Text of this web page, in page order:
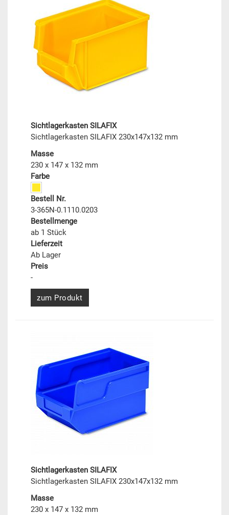
Sichtlagerkasten SILAFIX
Sichtlagerkasten SILAFIX 230x147x132 mm
Masse
230 x 147 x 132 mm
Farbe
Bestell Nr.
3-365N-0.1110.0203
Bestellmenge
ab 1 Stück
Lieferzeit
Ab Lager
Preis
-
zum Produkt
Sichtlagerkasten SILAFIX
Sichtlagerkasten SILAFIX 230x147x132 mm
Masse
230 x 147 x 132 mm